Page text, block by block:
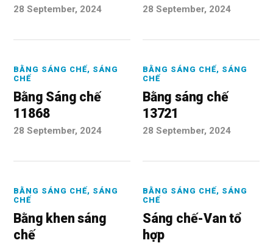
28 September, 2024 28 September, 2024
BẰNG SÁNG CHẾ, SÁNG
CHẾ
Bằng Sáng chế
11868
28 September, 2024
BẰNG SÁNG CHẾ, SÁNG
CHẾ
Bằng sáng chế
13721
28 September, 2024
BẰNG SÁNG CHẾ, SÁNG
CHẾ
Bằng khen sáng
chế
BẰNG SÁNG CHẾ, SÁNG
CHẾ
Sáng chế-Van tổ
hợp